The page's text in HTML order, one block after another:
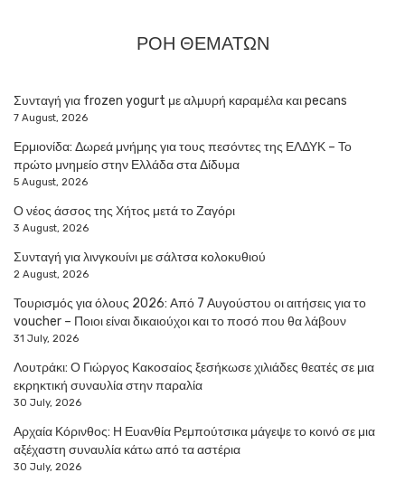
ΡΟΗ ΘΕΜΑΤΩΝ
Συνταγή για frozen yogurt με αλμυρή καραμέλα και pecans
7 August, 2026
Ερμιονίδα: Δωρεά μνήμης για τους πεσόντες της ΕΛΔΥΚ – Το
πρώτο μνημείο στην Ελλάδα στα Δίδυμα
5 August, 2026
Ο νέος άσσος της Χήτος μετά το Ζαγόρι
3 August, 2026
Συνταγή για λινγκουίνι με σάλτσα κολοκυθιού
2 August, 2026
Τουρισμός για όλους 2026: Από 7 Αυγούστου οι αιτήσεις για το
voucher – Ποιοι είναι δικαιούχοι και το ποσό που θα λάβουν
31 July, 2026
Λουτράκι: Ο Γιώργος Κακοσαίος ξεσήκωσε χιλιάδες θεατές σε μια
εκρηκτική συναυλία στην παραλία
30 July, 2026
Αρχαία Κόρινθος: Η Ευανθία Ρεμπούτσικα μάγεψε το κοινό σε μια
αξέχαστη συναυλία κάτω από τα αστέρια
30 July, 2026